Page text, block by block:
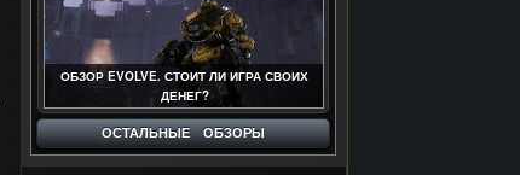
ОБЗОР EVOLVE. СТОИТ ЛИ ИГРА СВОИХ
ДЕНЕГ?
ОСТАЛЬНЫЕ ОБЗОРЫ